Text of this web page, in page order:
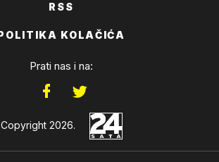
RSS
KOLAČIĆA
Prati nas i na:
Copyright 2026.